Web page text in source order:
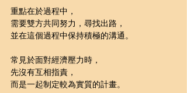
重點在於過程中，
需要雙方共同努力，尋找出路，
並在這個過程中保持積極的溝通。
常見於面對經濟壓力時，
先沒有互相指責，
而是一起制定較為實質的計畫。